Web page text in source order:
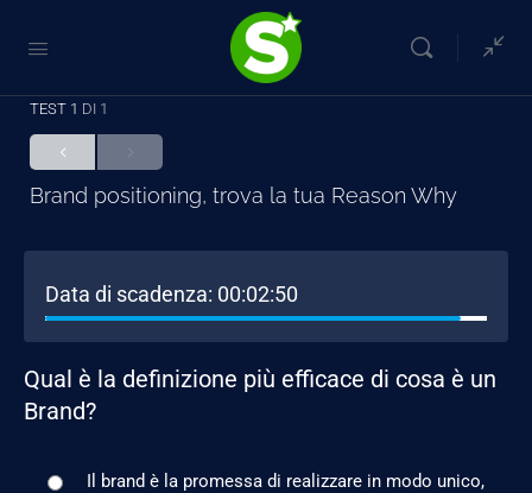
TEST 1 DI 1
Brand positioning, trova la tua Reason Why
Data di scadenza: 00:02:50
Qual è la definizione più efficace di cosa è un
Brand?
Il brand è la promessa di realizzare in modo unico,